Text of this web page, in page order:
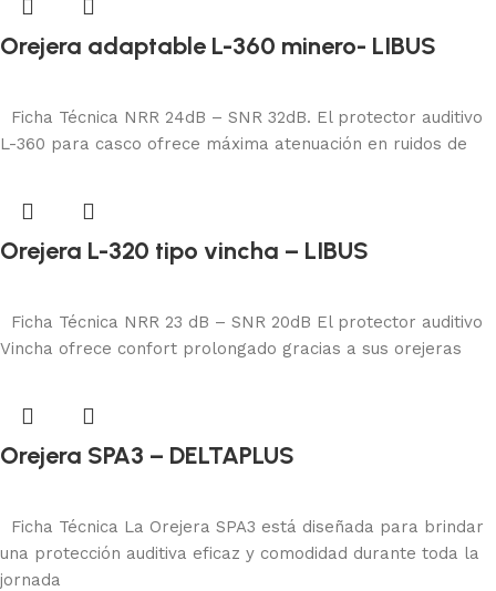
Orejera adaptable L-360 minero- LIBUS
Protección auditiva
Ficha Técnica NRR 24dB – SNR 32dB. El protector auditivo
L-360 para casco ofrece máxima atenuación en ruidos de
Orejera L-320 tipo vincha – LIBUS
Protección auditiva
Ficha Técnica NRR 23 dB – SNR 20dB El protector auditivo
Vincha ofrece confort prolongado gracias a sus orejeras
Orejera SPA3 – DELTAPLUS
Protección auditiva
Ficha Técnica La Orejera SPA3 está diseñada para brindar
una protección auditiva eficaz y comodidad durante toda la
jornada